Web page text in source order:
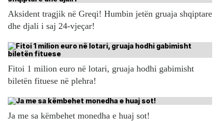
Aksident tragjik në Greqi! Humbin jetën gruaja shqiptare
dhe djali i saj 24-vjeçar!
Fitoi 1 milion euro në lotari, gruaja hodhi gabimisht
biletën fituese në plehra!
Ja me sa këmbehet monedha e huaj sot!